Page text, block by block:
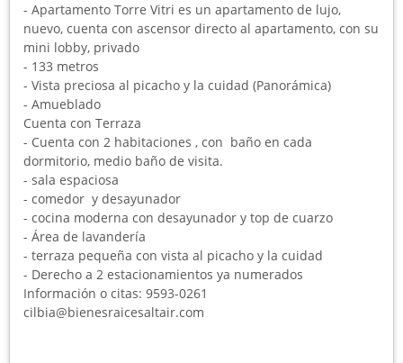
- Apartamento Torre Vitri es un apartamento de lujo,
nuevo, cuenta con ascensor directo al apartamento, con su
mini lobby, privado
- 133 metros
- Vista preciosa al picacho y la cuidad (Panorámica)
- Amueblado
Cuenta con Terraza
- Cuenta con 2 habitaciones , con baño en cada
dormitorio, medio baño de visita.
- sala espaciosa
- comedor y desayunador
- cocina moderna con desayunador y top de cuarzo
- Área de lavandería
- terraza pequeña con vista al picacho y la cuidad
- Derecho a 2 estacionamientos ya numerados
Información o citas: 9593-0261
cilbia@bienesraicesaltair.com